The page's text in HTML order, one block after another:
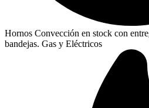
Hornos Convección en stock con
bandejas. Gas y Eléctricos